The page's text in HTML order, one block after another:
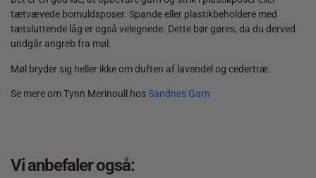
tætvævede bomuldsposer. Spande eller plastikbeholdere med
tætsluttende låg er også velegnede. Dette bør gøres, da du derved
undgår angreb fra møl.
Møl bryder sig heller ikke om duften af lavendel og cedertræ.
Se mere om Tynn Merinoull hosSandnes Garn
Vi anbefaler også: